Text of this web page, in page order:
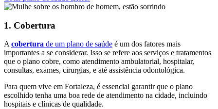
1. Cobertura
Acobertura de um plano de saúde é um dos fatores mais
importantes a se considerar. Isso se refere aos serviços e tratamentos
que o plano cobre, como atendimento ambulatorial, hospitalar,
consultas, exames, cirurgias, e até assistência odontológica.
Para quem vive em Fortaleza, é essencial garantir que o plano
escolhido tenha uma boa rede de atendimento na cidade, incluindo
hospitais e clínicas de qualidade.